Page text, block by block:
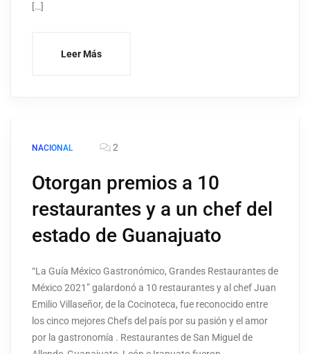
[…]
Leer Más
NACIONAL 2
Otorgan premios a 10
restaurantes y a un chef del
estado de Guanajuato
“La Guía México Gastronómico, Grandes Restaurantes de
México 2021” galardonó a 10 restaurantes y al chef Juan
Emilio Villaseñor, de la Cocinoteca, fue reconocido entre
los cinco mejores Chefs del país por su pasión y el amor
por la gastronomía . Restaurantes de San Miguel de